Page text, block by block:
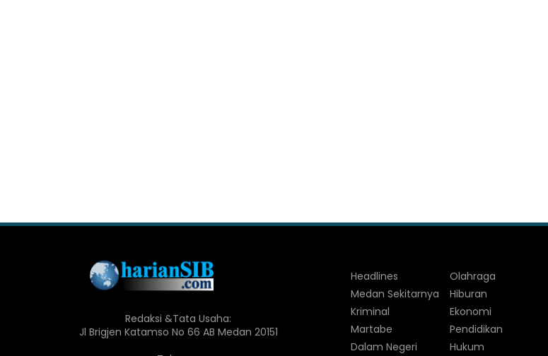
Redaksi &Tata Usaha:
Jl Brigjen Katamso No 66 AB Medan 20151
Headlines
Medan Sekitarnya
Kriminal
Martabe
Dalam Negeri
Olahraga
Hiburan
Ekonomi
Pendidikan
Hukum